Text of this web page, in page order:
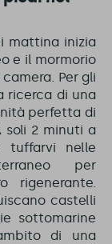
mattina inizia
e il mormorio
Per gli
ricerca di una
perfetta di
soli 2 minuti a
tuffarvi nelle
per
rigenerante.
castelli
sottomarine
di una